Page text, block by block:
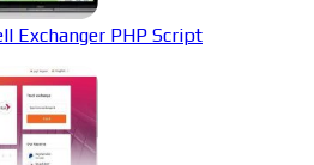
Exchanger PHP Script